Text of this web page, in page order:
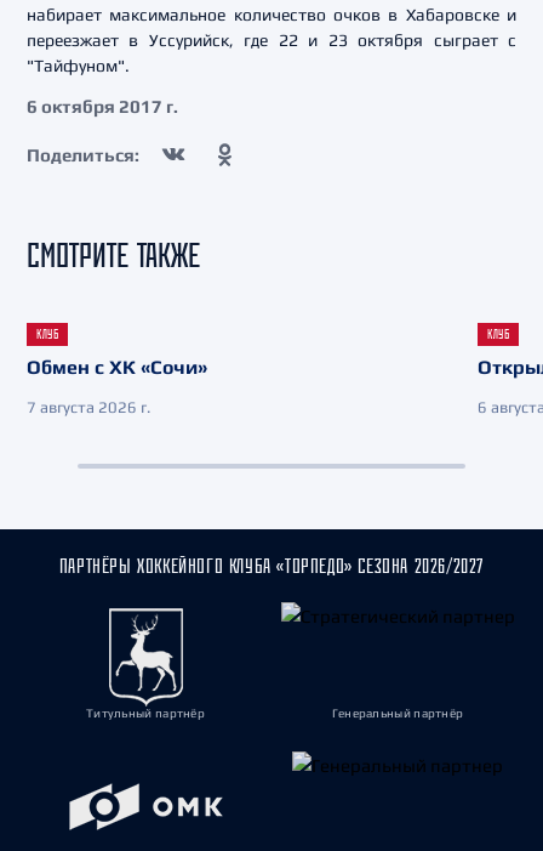
набирает максимальное количество очков в Хабаровске и
переезжает в Уссурийск, где 22 и 23 октября сыграет с
"Тайфуном".
6 октября 2017 г.
Поделиться:
СМОТРИТЕ ТАКЖЕ
КЛУБ
Обмен с ХК «Сочи»
7 августа 2026 г.
КЛУБ
6
ПАРТНЁРЫ ХОККЕЙНОГО КЛУБА «ТОРПЕДО» СЕЗОНА 2026/2027
Титульный партнёр Генеральный партнёр